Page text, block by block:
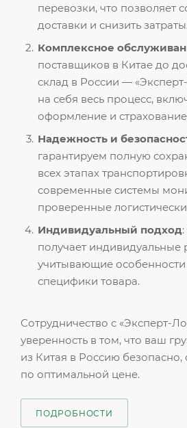
перевозки, что позволяет
доставки и снизить
Комплексное
поставщиков в Китае до
склад в России —
на себя весь процесс,
оформление и страхование
Надежность и
гарантируем полную
всех этапах
современные системы
проверенные
Индивидуальный подход
получает индивидуальные
учитывающие особенности
специфики товара.
Сотрудничество с «Эксперт-
уверенность в том, что ваш
из Китая в Россию
по оптимальной цене.
ПОДРОБНОСТИ